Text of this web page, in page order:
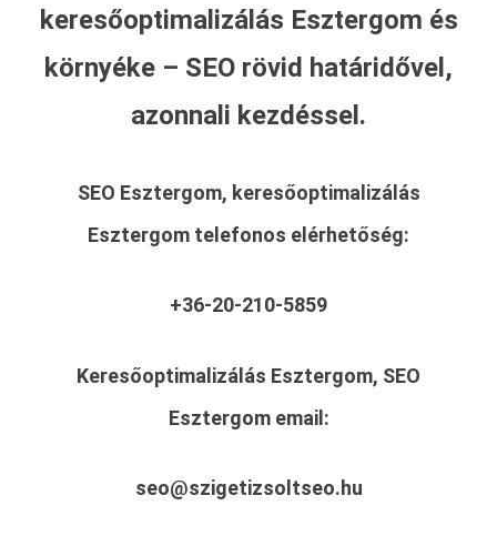
keresőoptimalizálás Esztergom és
környéke – SEO rövid határidővel,
azonnali kezdéssel.
SEO Esztergom, keresőoptimalizálás
Esztergom telefonos elérhetőség:
+36-20-210-5859
Keresőoptimalizálás Esztergom, SEO
Esztergom email:
seo@szigetizsoltseo.hu